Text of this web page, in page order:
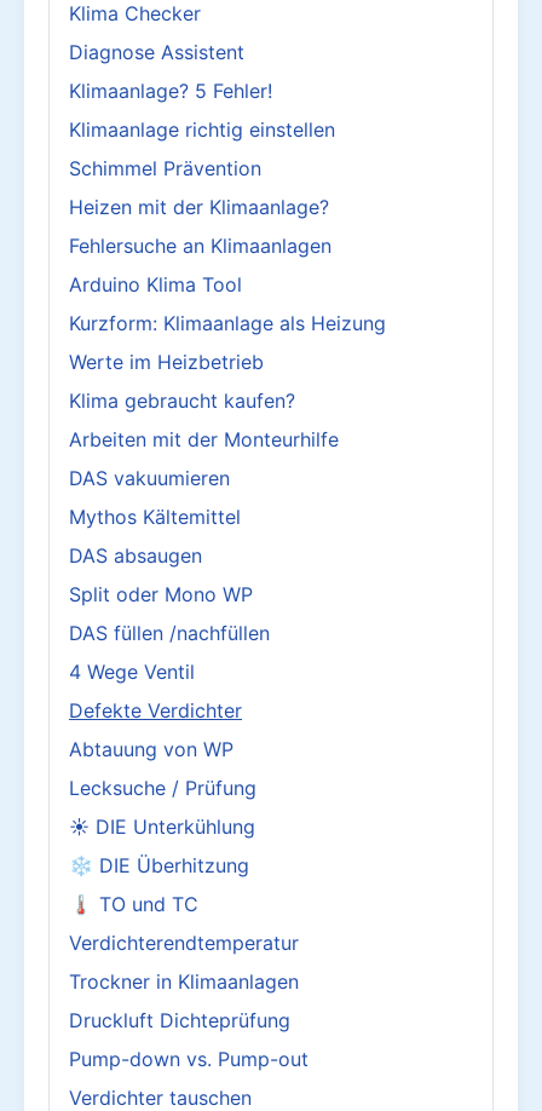
Klima Checker
Diagnose Assistent
Klimaanlage? 5 Fehler!
Klimaanlage richtig einstellen
Schimmel Prävention
Heizen mit der Klimaanlage?
Fehlersuche an Klimaanlagen
Arduino Klima Tool
Kurzform: Klimaanlage als Heizung
Werte im Heizbetrieb
Klima gebraucht kaufen?
Arbeiten mit der Monteurhilfe
DAS vakuumieren
Mythos Kältemittel
DAS absaugen
Split oder Mono WP
DAS füllen /nachfüllen
4 Wege Ventil
Defekte Verdichter
Abtauung von WP
Lecksuche / Prüfung
☀️ DIE Unterkühlung
❄️ DIE Überhitzung
🌡️ TO und TC
Verdichterendtemperatur
Trockner in Klimaanlagen
Druckluft Dichteprüfung
Pump-down vs. Pump-out
Verdichter tauschen